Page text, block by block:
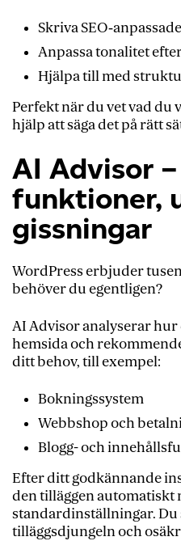
Skriva
Anpassa tonalitet
Hjälpa till med
Perfekt när du vet vad du
hjälp att säga det på rätt
AI Advisor
funktioner,
gissningar
WordPress erbjuder
behöver du egentligen?
AI Advisor analyserar
hemsida och
ditt behov, till exempel:
Bokningssystem
Webbshop och
Blogg- och
Efter ditt godkännande
den tilläggen automatiskt
standardinställningar. Du
tilläggsdjungeln och